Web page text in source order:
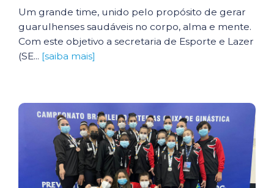
Um grande time, unido pelo propósito de gerar
guarulhenses saudáveis no corpo, alma e mente.
Com este objetivo a secretaria de Esporte e Lazer
(SE... [saiba mais]